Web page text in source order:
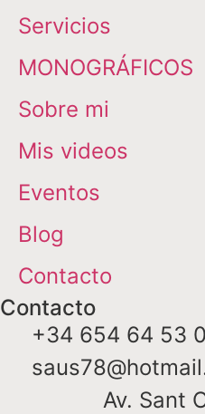
Servicios
MONOGRÁFICOS
Sobre mi
Mis videos
Eventos
Blog
Contacto
Contacto
+34 654 64 53
Av. Sant